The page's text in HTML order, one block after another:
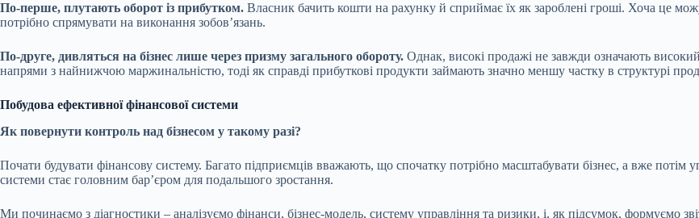
По-перше, плутають оборот із прибутком. Власник бачить кошти на рахунку й сприймає їх як зароблені гроші. Хоча це
потрібно спрямувати на виконання зобов’язань.
По-друге, дивляться на бізнес лише через призму загального обороту. Однак, високі продажі не завжди означають
напрями з найнижчою маржинальністю, тоді як справді прибуткові продукти займають значно меншу частку в структурі
Побудова ефективної фінансової системи
Як повернути контроль над бізнесом у такому разі?
Почати будувати фінансову систему. Багато підприємців вважають, що спочатку потрібно масштабувати бізнес, а вже потім
системи стає головним бар’єром для подальшого зростання.
Ми починаємо з діагностики – аналізуємо фінанси, бізнес-модель, систему управління та ризики, і, як підсумок, формуємо